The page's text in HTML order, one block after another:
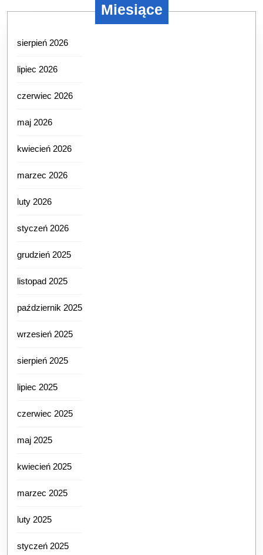
Miesiące
sierpień 2026
lipiec 2026
czerwiec 2026
maj 2026
kwiecień 2026
marzec 2026
luty 2026
styczeń 2026
grudzień 2025
listopad 2025
październik 2025
wrzesień 2025
sierpień 2025
lipiec 2025
czerwiec 2025
maj 2025
kwiecień 2025
marzec 2025
luty 2025
styczeń 2025